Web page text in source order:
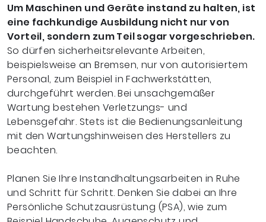
Um Maschinen und Geräte instand zu halten, ist
eine fachkundige Ausbildung nicht nur von
Vorteil, sondern zum Teil sogar vorgeschrieben.
So dürfen sicherheitsrelevante Arbeiten,
beispielsweise an Bremsen, nur von autorisiertem
Personal, zum Beispiel in Fachwerkstätten,
durchgeführt werden. Bei unsachgemäßer
Wartung bestehen Verletzungs- und
Lebensgefahr. Stets ist die Bedienungsanleitung
mit den Wartungshinweisen des Herstellers zu
beachten.
Planen Sie Ihre Instandhaltungsarbeiten in Ruhe
und Schritt für Schritt. Denken Sie dabei an Ihre
Persönliche Schutzausrüstung (PSA), wie zum